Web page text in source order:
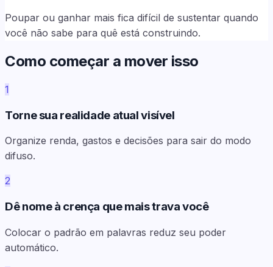
Poupar ou ganhar mais fica difícil de sustentar quando
você não sabe para quê está construindo.
Como começar a mover isso
1
Torne sua realidade atual visível
Organize renda, gastos e decisões para sair do modo
difuso.
2
Dê nome à crença que mais trava você
Colocar o padrão em palavras reduz seu poder
automático.